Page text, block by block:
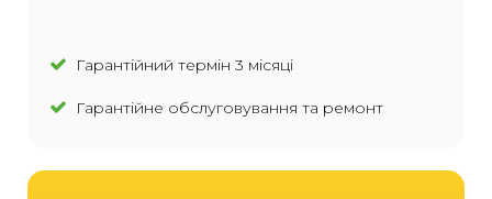
Гарантійний термін 3 місяці
Гарантійне обслуговування та ремонт